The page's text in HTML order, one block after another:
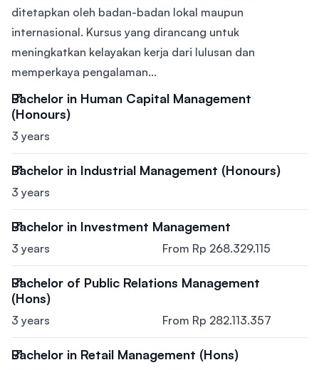
ditetapkan oleh badan-badan lokal maupun
internasional. Kursus yang dirancang untuk
meningkatkan kelayakan kerja dari lulusan dan
memperkaya pengalaman...
Bachelor in Human Capital Management
(Honours)
3 years
Bachelor in Industrial Management (Honours)
3 years
Bachelor in Investment Management
3 years From Rp 268.329.115
Bachelor of Public Relations Management
(Hons)
3 years From Rp 282.113.357
Bachelor in Retail Management (Hons)